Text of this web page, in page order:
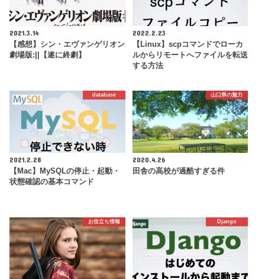
2021.3.14
【感想】シン・エヴァンゲリオン
劇場版:||【遂に終劇】
2022.2.23
【Linux】scpコマンドでローカ
ルからリモートへファイルを転送
する方法
database
2021.2.28
【Mac】MySQLの停止・起動・
状態確認の基本コマンド
山口県の魅力
2020.4.26
田舎の高校が過酷すぎる件
お役立ち情報 Django